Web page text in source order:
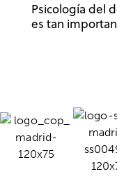
Psicología del
es tan